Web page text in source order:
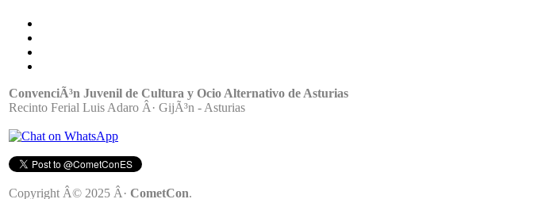
ConvenciÃ³n Juvenil de Cultura y Ocio Alternativo de Asturias
Recinto Ferial Luis Adaro Â· GijÃ³n - Asturias
Copyright Â© 2025 Â· CometCon.